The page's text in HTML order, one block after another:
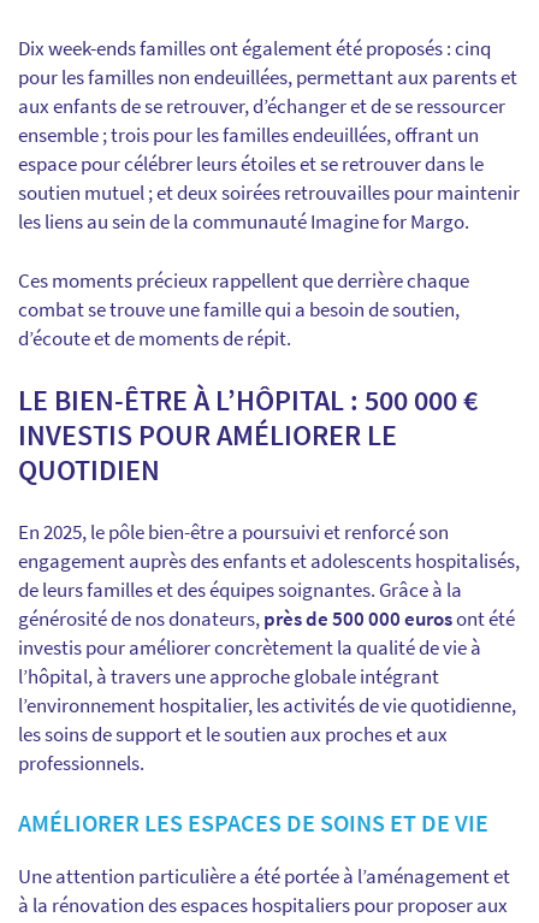
Dix week-ends familles ont également été proposés : cinq
pour les familles non endeuillées, permettant aux parents et
aux enfants de se retrouver, d’échanger et de se ressourcer
ensemble ; trois pour les familles endeuillées, offrant un
espace pour célébrer leurs étoiles et se retrouver dans le
soutien mutuel ; et deux soirées retrouvailles pour maintenir
les liens au sein de la communauté Imagine for Margo.
Ces moments précieux rappellent que derrière chaque
combat se trouve une famille qui a besoin de soutien,
d’écoute et de moments de répit.
LE BIEN-ÊTRE À L’HÔPITAL : 500 000 €
INVESTIS POUR AMÉLIORER LE
QUOTIDIEN
En 2025, le pôle bien-être a poursuivi et renforcé son
engagement auprès des enfants et adolescents hospitalisés,
de leurs familles et des équipes soignantes. Grâce à la
générosité de nos donateurs,près de 500 000 eurosont été
investis pour améliorer concrètement la qualité de vie à
l’hôpital, à travers une approche globale intégrant
l’environnement hospitalier, les activités de vie quotidienne,
les soins de support et le soutien aux proches et aux
professionnels.
AMÉLIORER LES ESPACES DE SOINS ET DE VIE
Une attention particulière a été portée à l’aménagement et
à la rénovation des espaces hospitaliers pour proposer aux